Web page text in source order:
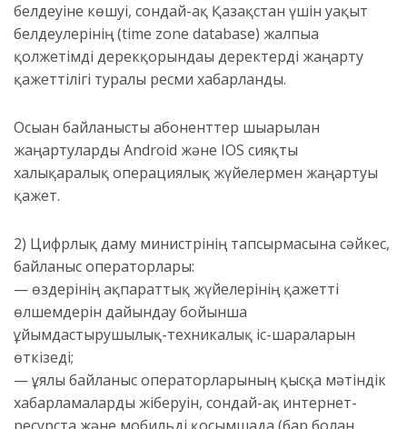
белдеуіне көшуі, сондай-ақ Қазақстан үшін уақыт
белдеулерінің (time zone database) жалпыға
қолжетімді дерекқорындағы деректерді жаңарту
қажеттілігі туралы ресми хабарланды.
Осыған байланысты абоненттер шығарылған
жаңартуларды Android және IOS сияқты
халықаралық операциялық жүйелермен жаңартуы
қажет.
2) Цифрлық даму министрінің тапсырмасына сәйкес,
байланыс операторлары:
— өздерінің ақпараттық жүйелерінің қажетті
өлшемдерін дайындау бойынша
ұйымдастырушылық-техникалық іс-шараларын
өткізеді;
— ұялы байланыс операторларының қысқа мәтіндік
хабарламаларды жіберуін, сондай-ақ интернет-